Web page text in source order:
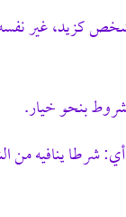
كزيد، غير نفسه
بنحو خيار.
أي: شرطا ينافيه من